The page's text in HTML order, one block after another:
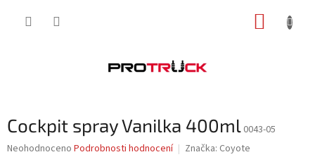
Cockpit spray Vanilka 400ml 0043-05
Průměrné
Neohodnoceno Podrobnosti hodnocení Značka: Coyote